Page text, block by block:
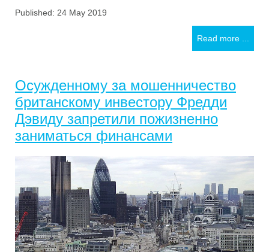
Published: 24 May 2019
Read more ...
Осужденному за мошенничество
британскому инвестору Фредди
Дэвиду запретили пожизненно
заниматься финансами